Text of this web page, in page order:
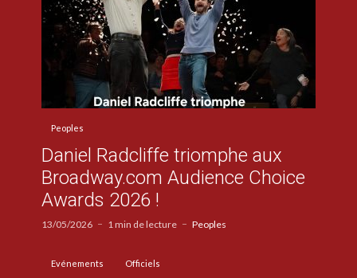
Peoples
Daniel Radcliffe triomphe aux
Broadway.com Audience Choice
Awards 2026 !
13/05/2026 1 min de lecture Peoples
Evénements Officiels